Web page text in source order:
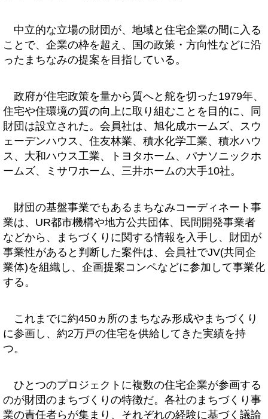
中立的な立場の財団が、地域と住宅企業の間に入る
ことで、企業の枠を超え、国の政策・方向性などに沿
ったまちなみの提案を目指している。
政府が住宅政策を量から質へと舵を切った1979年、
住宅や住環境の質の向上に取り組むことを目的に、同
財団は設立された。会員社は、旭化成ホームズ、スウ
ェーデンハウス、住友林業、積水化学工業、積水ハウ
ス、大和ハウス工業、トヨタホーム、パナソニックホ
ームズ、ミサワホーム、三井ホームの大手10社。
財団の基盤事業でもあるまちなみコーディネート事
業は、UR都市機構や地方公共団体、民間開発事業者
などから、まちづくりに関する情報を入手し、財団が
事業性があると判断した案件は、会員社でJV(共同企
業体)を組織し、企画提案コンペなどに参加して事業化
する。
これまでに約450ヵ所のまちなみ形成やまちづくり
に参画し、約2万戸の住宅を供給してきた実績を持
つ。
ひとつのプロジェクトに複数の住宅企業が参画する
のが財団のまちづくりの特徴だ。各社のまちづくり事
業の責任者らが集まり、それぞれの経験に基づく議論